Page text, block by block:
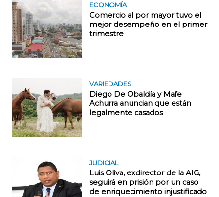
ECONOMÍA
Comercio al por mayor tuvo el
mejor desempeño en el primer
trimestre
VARIEDADES
Diego De Obaldía y Mafe
Achurra anuncian que están
legalmente casados
JUDICIAL
Luis Oliva, exdirector de la AIG,
seguirá en prisión por un caso
de enriquecimiento injustificado